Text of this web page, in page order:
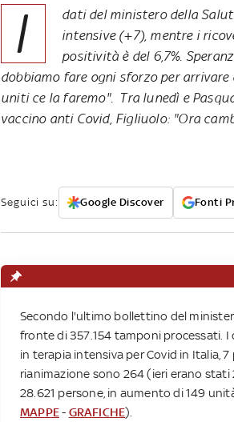
I
dati del ministero della
intensive (+7), mentre i
positività è del 6,7%.
dobbiamo fare ogni sforzo per
uniti ce la faremo". Tra lunedì e
vaccino anti Covid, Figliuolo: "Ora
Seguici su: Google Discover Fonti
Secondo l'ultimo bollettino del
fronte di 357.154 tamponi processati.
in terapia intensiva per Covid in Italia,
rianimazione sono 264 (ieri erano
28.621 persone, in aumento di 149
MAPPE- GRAFICHE).